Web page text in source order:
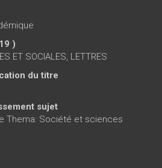
)
ET SOCIALES, LETTRES
du titre
sujet
Thema: Société et sciences